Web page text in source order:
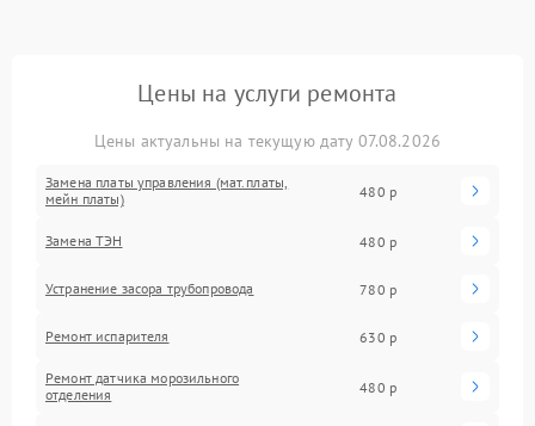
Цены на услуги ремонта
Цены актуальны на текущую дату 07.08.2026
Замена платы управления (мат.платы,
мейн платы)
480 р
Замена ТЭН 480 р
Устранение засора трубопровода 780 р
Ремонт испарителя 630 р
Ремонт датчика морозильного
отделения
480 р